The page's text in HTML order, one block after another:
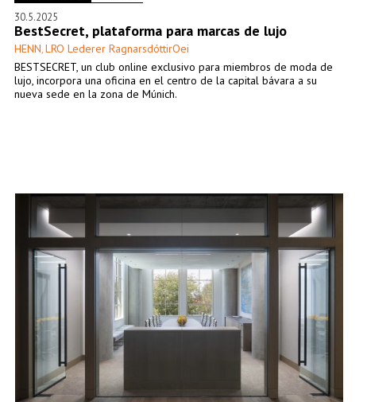
30.5.2025
BestSecret, plataforma para marcas de lujo
HENN, LRO Lederer RagnarsdóttirOei
BESTSECRET, un club online exclusivo para miembros de moda de
lujo, incorpora una oficina en el centro de la capital bávara a su
nueva sede en la zona de Múnich.